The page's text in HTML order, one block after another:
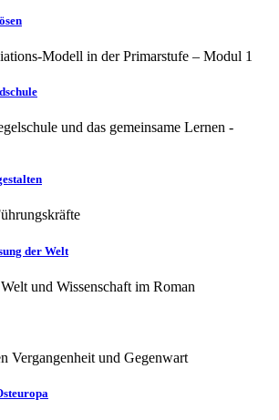
Modell in der Primarstufe – Modul 1
und das gemeinsame Lernen -
der Welt
und Wissenschaft im Roman
Vergangenheit und Gegenwart